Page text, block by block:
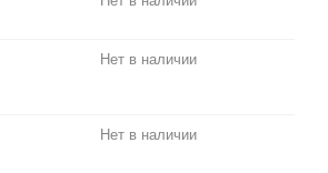
Нет в наличии
Нет в наличии